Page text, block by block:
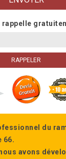
rappelle
du
66.
avons